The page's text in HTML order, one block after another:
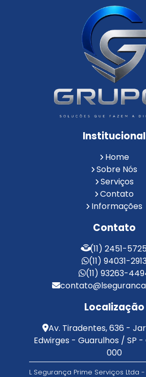
Empresa de Instalação de Câmeras
Empresa de Limpeza e Portaria
Empresas de Limpeza de
Empresas de Monitoramento Cftv
Facility Terceirização
Instalação
Instalação de Cercas Elétricas
Monitoramento de Alarme 24 Horas
Portaria e Limpeza
Portaria
Portaria Remota
Reconhecimento Facial em
Reconhecimento Facial para
Reconhecimento Facial para Portaria
Reconhecimento Facial Portaria
Serviço de Limpeza Terceirizado
Serviço de Portaria e Limpeza
Serviços de Limpeza e Portaria
Terceirização de Facilities
Terceirização de Portaria
Zeladoria de Condomínios
Institucional
Home
Sobre Nós
Serviços
Contato
Informações
Contato
(11) 2451-
(11) 94031-
(11) 93263-
Localização
Av. Tiradentes, 636 -
Edwirges - Guarulhos / SP -
000
L Segurança Prime Serviços Ltda -